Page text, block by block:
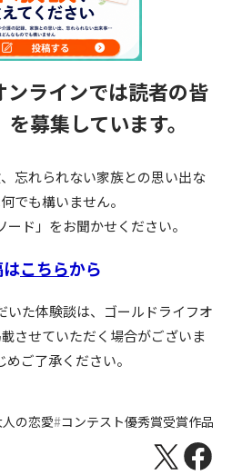
ンラインでは読者の皆
を募集しています。
忘れられない家族との思い出な
でも構いません。
ド」をお聞かせください。
こちらから
た体験談は、ゴールドライフオ
させていただく場合がございま
めご了承ください。
の恋愛 コンテスト優秀賞受賞作品